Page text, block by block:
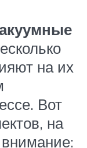
на их
Вот
на